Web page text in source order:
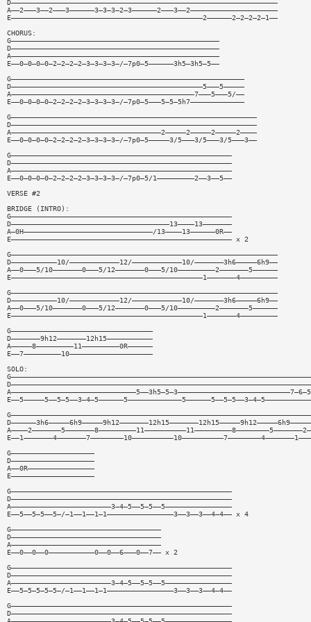
D————————————————————————————————————————————————————————————————
A——2———3——2———3——————3—3—3—2—3——————2———3——2—————————————————————
E——————————————————————————————————————————————2——————2—2—2—2—1——
CHORUS:
G——————————————————————————————————————————————————
D——————————————————————————————————————————————————
A——————————————————————————————————————————————————
E——0—0—0—0—2—2—2—2—3—3—3—3—/—7p0—5——————3h5—3h5—5——
G————————————————————————————————————————————————————————
D——————————————————————————————————————————————5———5—————
A————————————————————————————————————————————7———5———5/——
E——0—0—0—0—2—2—2—2—3—3—3—3—/—7p0—5———5—5—5h7—————————————
G———————————————————————————————————————————————————————————
D———————————————————————————————————————————————————————————
A————————————————————————————————————2—————2—————2—————2————
E——0—0—0—0—2—2—2—2—3—3—3—3—/—7p0—5—————3/5———3/5———3/5———3——
G—————————————————————————————————————————————————————
D—————————————————————————————————————————————————————
A—————————————————————————————————————————————————————
E——0—0—0—0—2—2—2—2—3—3—3—3—/—7p0—5/1—————————2——3——5——
VERSE #2
BRIDGE (INTRO):
G—————————————————————————————————————————————————————
D——————————————————————————————————————13————13———————
A—0H———————————————————————————————/13————13——————0R——
E————————————————————————————————————————————————————— x 2
G————————————————————————————————————————————————————————————————
D———————————10/————————————12/————————————10/———————3h6—————6h9——
A——0———5/10———————0———5/12———————0———5/10—————————2———————5——————
E——————————————————————————————————————————————1———————4—————————
G————————————————————————————————————————————————————————————————
D———————————10/————————————12/————————————10/———————3h6—————6h9——
A——0———5/10———————0———5/12———————0———5/10—————————2———————5——————
E——————————————————————————————————————————————1———————4—————————
G——————————————————————————————————
D———————9h12———————12h15———————————
A—————8—————————11—————————0R——————
E——7—————————10————————————————————
SOLO:
G————————————————————
D————————————————————
A——0R————————————————
E————————————————————
G—————————————————————————————————————————————————————
D—————————————————————————————————————————————————————
A————————————————————————3—4—5——5—5——5————————————————
E——5——5—5——5—/—1——1——1—1————————————————3——3——3——4—4—— x 4
G————————————————————————————————————
D————————————————————————————————————
A————————————————————————————————————
E——0——0——0———————————0——0——6———0——7—— x 2
G—————————————————————————————————————————————————————
D—————————————————————————————————————————————————————
A————————————————————————3—4—5——5—5——5————————————————
E——5—5—5—5—5—/—1——1——1—1————————————————3——3——3——4—4——
G—————————————————————————————————————————————————————
D—————————————————————————————————————————————————————